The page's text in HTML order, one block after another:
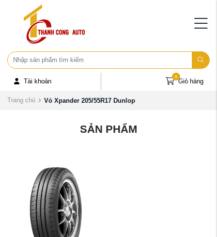
Tài khoản Giỏ hàng
0
Trang chủ Vỏ Xpander 205/55R17 Dunlop
SẢN PHẨM